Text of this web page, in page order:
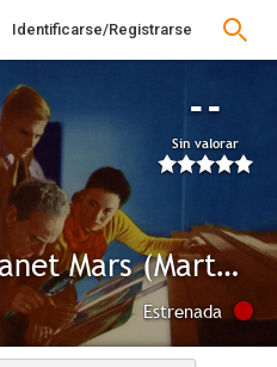
Identificarse/Registrarse
--
Sin valorar
Red Planet Mars (Marte, el planeta rojo)
Estrenada